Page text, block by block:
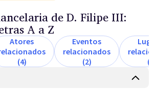
de D. Filipe III:
A a Z
Atores
(4)
Eventos
relacionados
(2)
(1)